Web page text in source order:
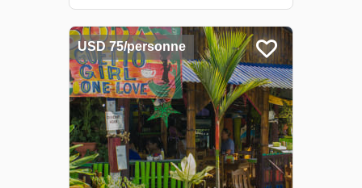
Caraïbes ? Rejoignez-nous pour une leçon
Cette expérience unique vous donnera
l'occasion d'apprendre d'un véritable
cuisinier ca...
USD 75/personne